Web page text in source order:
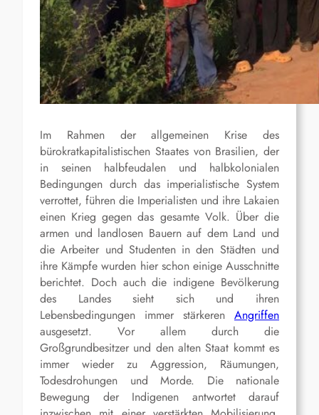
Im Rahmen der allgemeinen Krise des
bürokratkapitalistischen Staates von Brasilien, der
in seinen halbfeudalen und halbkolonialen
Bedingungen durch das imperialistische System
verrottet, führen die Imperialisten und ihre Lakaien
einen Krieg gegen das gesamte Volk. Über die
armen und landlosen Bauern auf dem Land und
die Arbeiter und Studenten in den Städten und
ihre Kämpfe wurden hier schon einige Ausschnitte
berichtet. Doch auch die indigene Bevölkerung
des Landes sieht sich und ihren
Lebensbedingungen immer stärkeren Angriffen
ausgesetzt. Vor allem durch die
Großgrundbesitzer und den alten Staat kommt es
immer wieder zu Aggression, Räumungen,
Todesdrohungen und Morde. Die nationale
Bewegung der Indigenen antwortet darauf